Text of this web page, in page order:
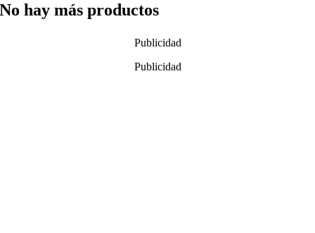
No hay más productos
Publicidad
Publicidad